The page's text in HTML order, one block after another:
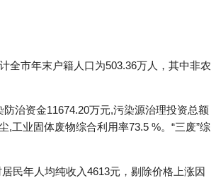
市年末户籍人口为503.36万人，其中非农
治资金11674.20万元,污染源治理投资总额
业固体废物综合利用率73.5 %。“三废”综
民年人均纯收入4613元，剔除价格上涨因